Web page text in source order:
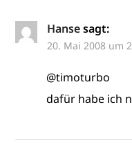
Hanse sagt:
20. Mai 2008 um
@timoturbo
dafür habe ich